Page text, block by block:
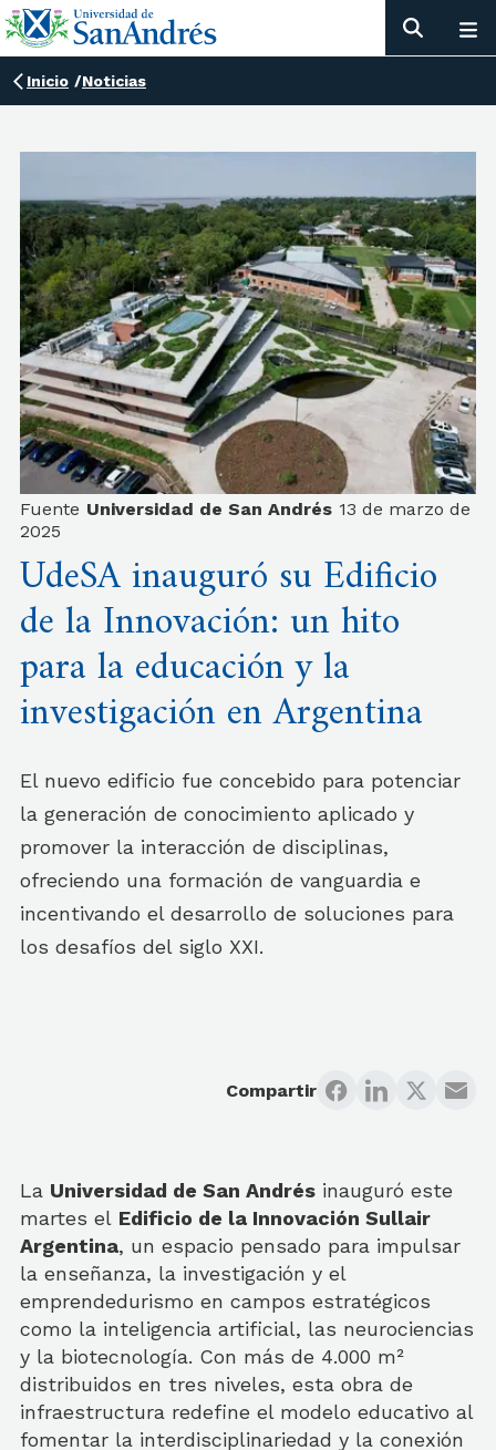
Inicio /Noticias
Fuente Universidad de San Andrés 13 de marzo de
2025
UdeSA inauguró su Edificio
de la Innovación: un hito
para la educación y la
investigación en Argentina
El nuevo edificio fue concebido para potenciar
la generación de conocimiento aplicado y
promover la interacción de disciplinas,
ofreciendo una formación de vanguardia e
incentivando el desarrollo de soluciones para
los desafíos del siglo XXI.
Compartir
La Universidad de San Andrés inauguró este
martes el Edificio de la Innovación Sullair
Argentina, un espacio pensado para impulsar
la enseñanza, la investigación y el
emprendedurismo en campos estratégicos
como la inteligencia artificial, las neurociencias
y la biotecnología. Con más de 4.000 m²
distribuidos en tres niveles, esta obra de
infraestructura redefine el modelo educativo al
fomentar la interdisciplinariedad y la conexión